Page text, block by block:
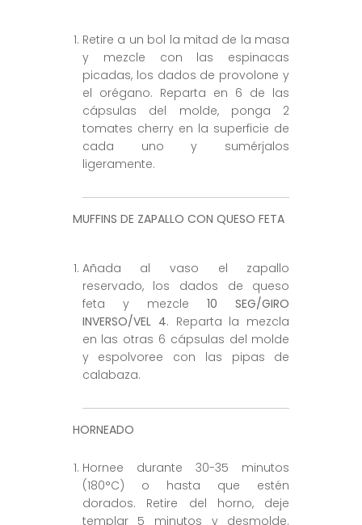
Retire a un bol la mitad de la masa
y mezcle con las espinacas
picadas, los dados de provolone y
el orégano. Reparta en 6 de las
cápsulas del molde, ponga 2
tomates cherry en la superficie de
cada uno y sumérjalos
ligeramente.
MUFFINS DE ZAPALLO CON QUESO FETA
Añada al vaso el zapallo
reservado, los dados de queso
feta y mezcle10 SEG/GIRO
INVERSO/VEL 4. Reparta la mezcla
en las otras 6 cápsulas del molde
y espolvoree con las pipas de
calabaza.
HORNEADO
Hornee durante 30-35 minutos
(180°C) o hasta que estén
dorados. Retire del horno, deje
templar 5 minutos y desmolde.